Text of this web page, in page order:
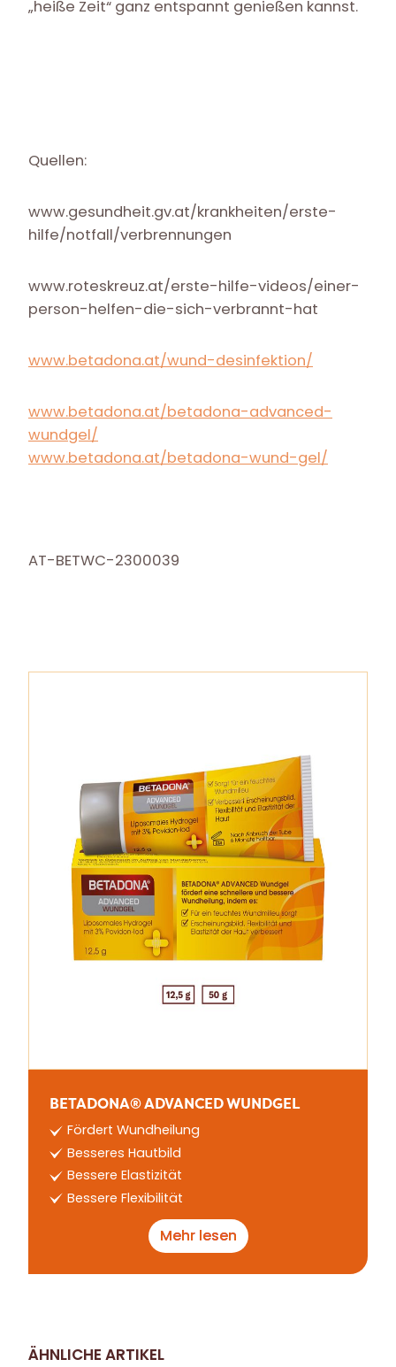
ÄHNLICHE ARTIKEL
„heiße Zeit“ ganz entspannt genießen kannst.
Quellen:
www.gesundheit.gv.at/krankheiten/erste-
hilfe/notfall/verbrennungen
www.roteskreuz.at/erste-hilfe-videos/einer-
person-helfen-die-sich-verbrannt-hat
www.betadona.at/wund-desinfektion/
www.betadona.at/betadona-advanced-
wundgel/
www.betadona.at/betadona-wund-gel/
AT-BETWC-2300039
BETADONA® ADVANCED WUNDGEL
Fördert Wundheilung
Besseres Hautbild
Bessere Elastizität
Bessere Flexibilität
Mehr lesen